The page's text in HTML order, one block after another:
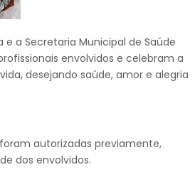
e a Secretaria Municipal de Saúde
envolvidos e celebram a
desejando saúde, amor e alegria
autorizadas previamente,
dos envolvidos.